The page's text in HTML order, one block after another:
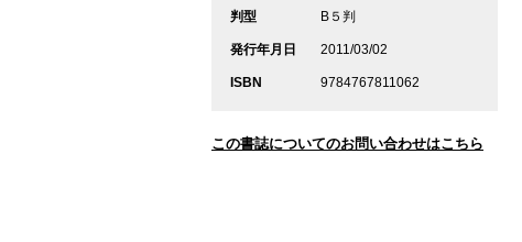
判型 B５判
発行年月日 2011/03/02
ISBN 9784767811062
この書誌についてのお問い合わせはこちら